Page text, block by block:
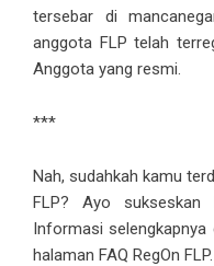
tersebar di
anggota FLP telah
Anggota yang resmi.
***
Nah, sudahkah kamu
FLP? Ayo sukseskan
Informasi
halaman FAQ RegOn FLP.